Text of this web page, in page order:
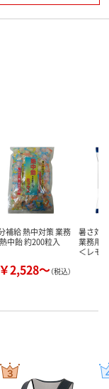
補給 熱中対策 業務
中飴 約200粒入
￥2,528～（税込）
暑さ対
業務用
＜レモ